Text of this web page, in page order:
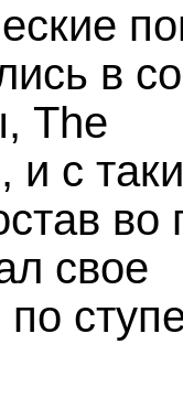
в
The
и с
во
свое